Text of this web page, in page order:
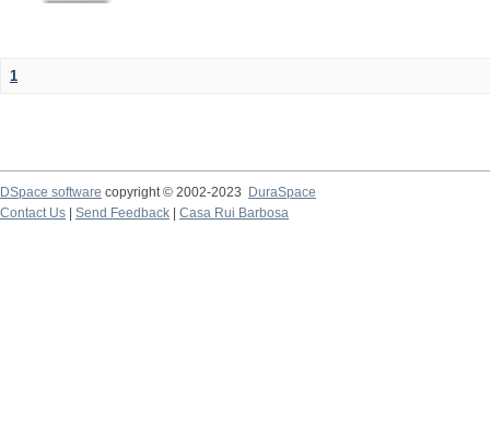
1
DSpace software copyright © 2002-2023
DuraSpace
Contact Us
Send Feedback Casa Rui Barbosa